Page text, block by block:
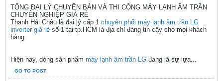
TỔNG ĐẠI LÝ CHUYÊN BÁN VÀ THI CÔNG MÁY LẠNH ÂM TRẦN
CHUYÊN NGHIỆP GIÁ RẺ
Thanh Hải Châu là đại lý cấp 1 chuyên phối máy lạnh âm trần LG
inverter giá rẻ số 1 tại tp.HCM là địa chỉ đáng tin cậy cho mọi khách
hàng
Hiện nay, dòng sản phẩm máy lạnh âm trần LG đang là sự lựa...
GO TO POST